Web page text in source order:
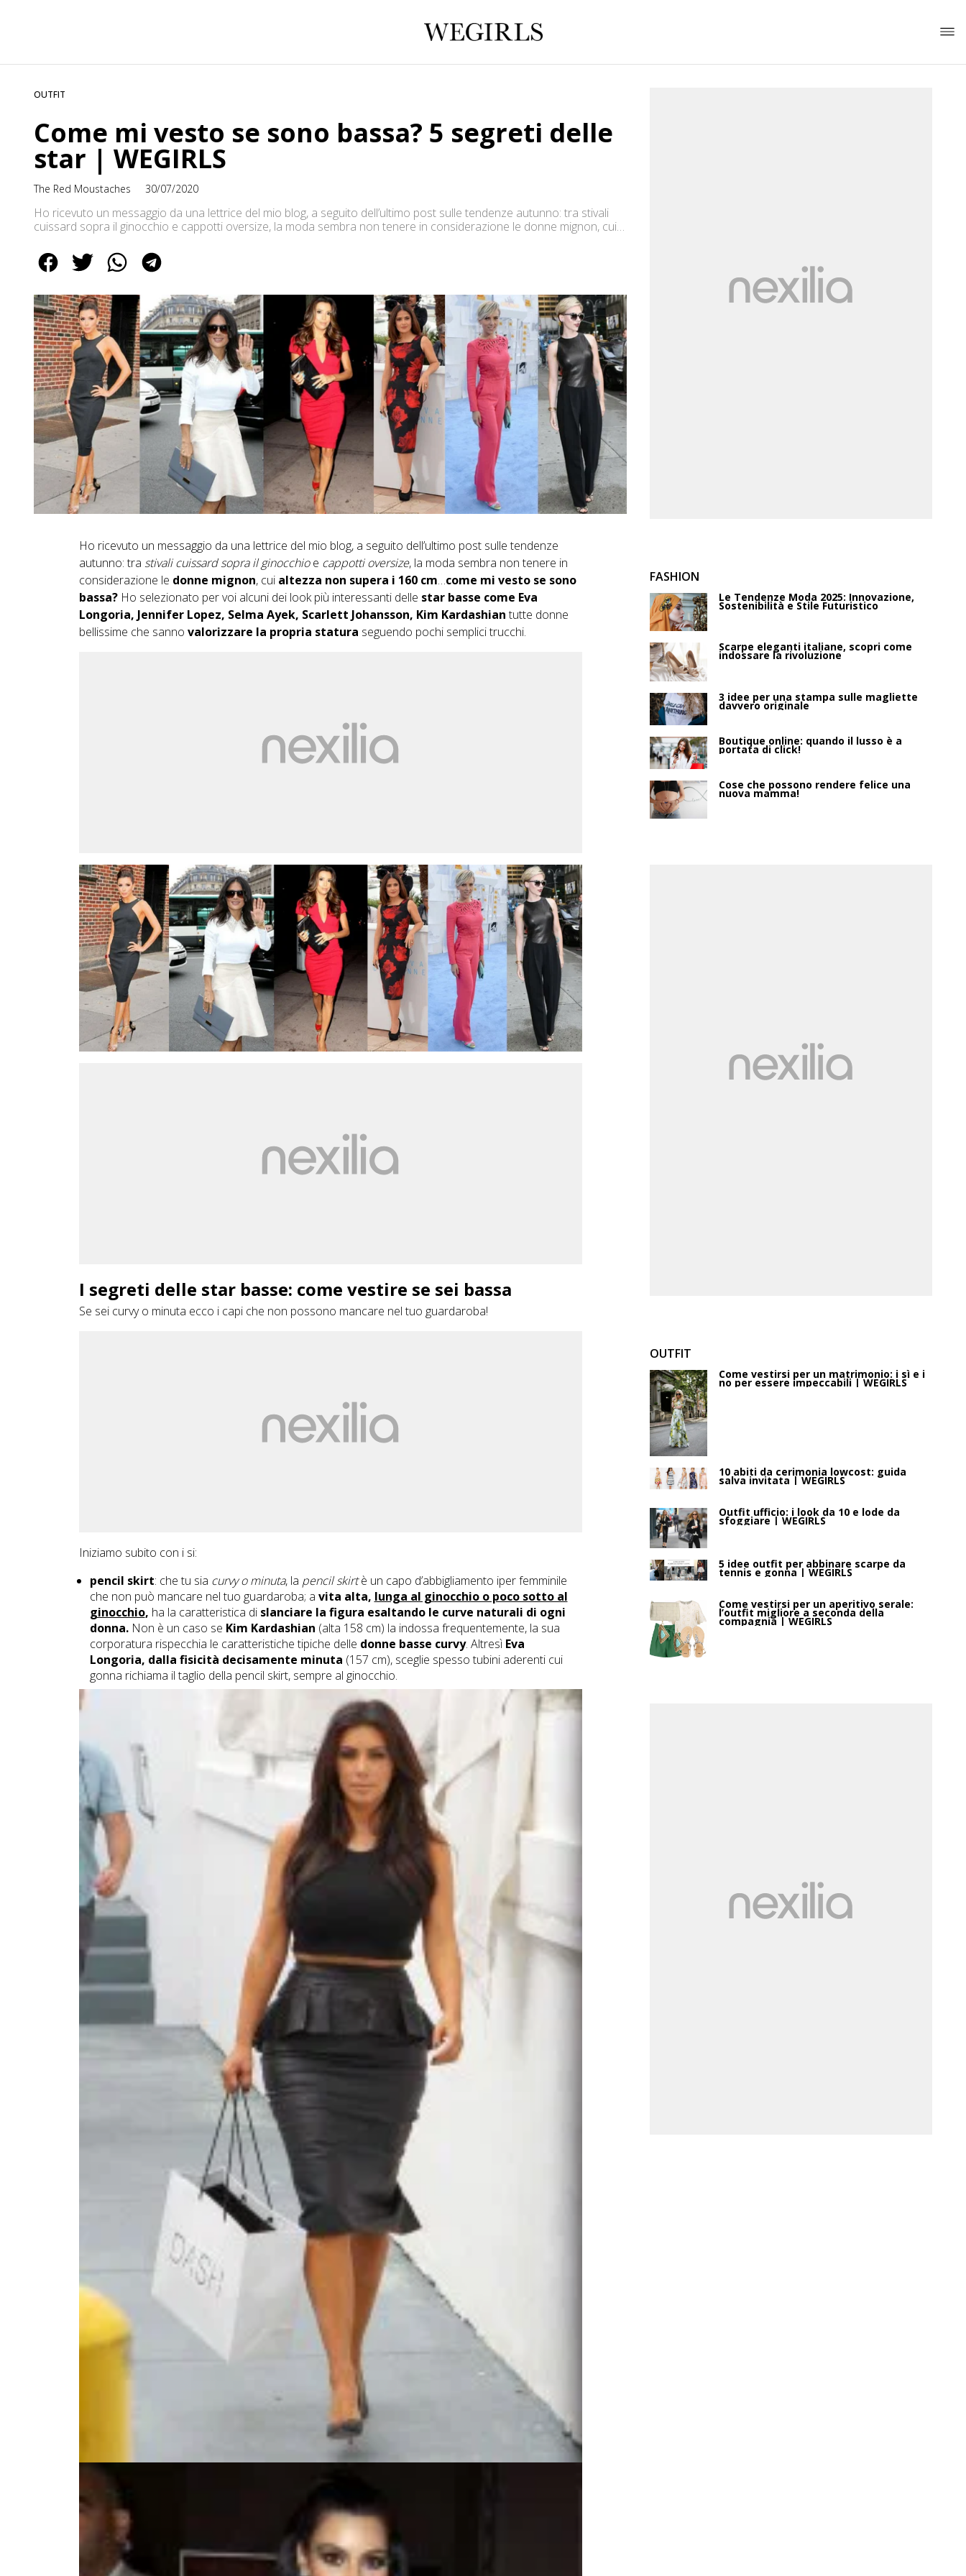
OUTFIT
Come mi vesto se sono bassa? 5 segreti delle
star | WEGIRLS
The Red Moustaches 30/07/2020
Ho ricevuto un messaggio da una lettrice del mio blog, a seguito dell’ultimo post sulle tendenze autunno: tra stivali
cuissard sopra il ginocchio e cappotti oversize, la moda sembra non tenere in considerazione le donne mignon, cui
[…]
Ho ricevuto un messaggio da una lettrice del mio blog, a seguito dell’ultimo post sulle tendenze
autunno: tra stivali cuissard sopra il ginocchioe cappotti oversize, la moda sembra non tenere in
considerazione le donne mignon, cui altezza non supera i 160 cm…come mi vesto se sono
bassa? Ho selezionato per voi alcuni dei look più interessanti delle star basse come Eva
Longoria, Jennifer Lopez, Selma Ayek, Scarlett Johansson, Kim Kardashiantutte donne
bellissime che sanno valorizzare la propria statura seguendo pochi semplici trucchi.
I segreti delle star basse: come vestire se sei bassa
Se sei curvy o minuta ecco i capi che non possono mancare nel tuo guardaroba!
Iniziamo subito con i si:
pencil skirt: che tu sia curvy o minuta, la pencil skirtè un capo d’abbigliamento iper femminile
che non può mancare nel tuo guardaroba; a vita alta, lunga al ginocchio o poco sotto al
ginocchio, ha la caratteristica di slanciare la figura esaltando le curve naturali di ogni
donna.Non è un caso se Kim Kardashian (alta 158 cm) la indossa frequentemente, la sua
corporatura rispecchia le caratteristiche tipiche delle donne basse curvy. Altresì Eva
Longoria, dalla fisicità decisamente minuta (157 cm), sceglie spesso tubini aderenti cui
gonna richiama il taglio della pencil skirt, sempre al ginocchio.
FASHION
Le Tendenze Moda 2025: Innovazione,
Sostenibilità e Stile Futuristico
Scarpe eleganti italiane, scopri come
indossare la rivoluzione
3 idee per una stampa sulle magliette
davvero originale
Boutique online: quando il lusso è a
portata di click!
Cose che possono rendere felice una
nuova mamma!
OUTFIT
Come vestirsi per un matrimonio: i sì e i
no per essere impeccabili | WEGIRLS
10 abiti da cerimonia lowcost: guida
salva invitata | WEGIRLS
Outfit ufficio: i look da 10 e lode da
sfoggiare | WEGIRLS
5 idee outfit per abbinare scarpe da
tennis e gonna | WEGIRLS
Come vestirsi per un aperitivo serale:
l’outfit migliore a seconda della
compagnia | WEGIRLS